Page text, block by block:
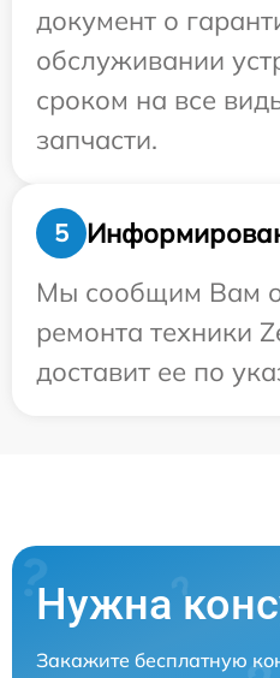
документ о
обслуживании
сроком на все
запчасти.
5
Мы сообщим Вам
ремонта техники
доставит ее по
Нужна
Закажите бесплатную